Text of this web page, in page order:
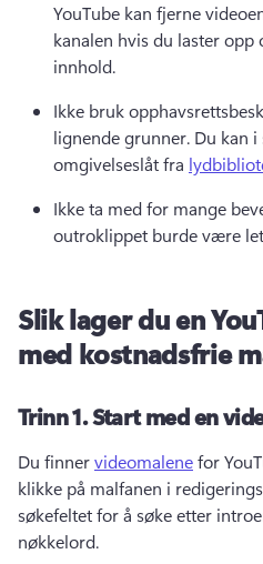
YouTube kan fjerne
kanalen hvis du laster
innhold.
Ikke bruk
lignende grunner. Du kan
omgivelseslåt fra
Ikke ta med for mange
outroklippet burde være
Slik lager du en
med kostnadsfrie
Trinn 1.Start med en
Du finner videomalene for
klikke på malfanen i
søkefeltet for å søke etter
nøkkelord.